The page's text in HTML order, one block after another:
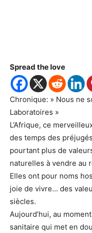
Spread the love
Chronique: » Nous ne
Laboratoires »
L’Afrique, ce
des temps des
pourtant plus de
naturelles à vendre au
Elles ont pour noms
joie de vivre… des
siècles.
Aujourd’hui, au
sanitaire qui met en